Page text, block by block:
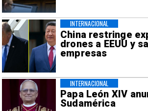
China restringe
drones a EEUU y
empresas
INTERNACIONAL
Papa León XIV
Sudamérica
INTERNACIONAL